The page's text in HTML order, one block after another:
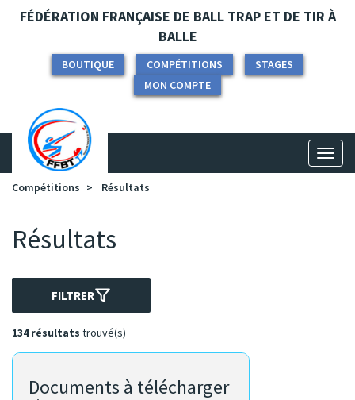
Panneau de gestion des cookies
FÉDÉRATION FRANÇAISE DE BALL TRAP ET DE TIR À
BALLE
BOUTIQUE COMPÉTITIONS
STAGES
MON COMPTE
Compétitions
Résultats
Résultats
FILTRER
134 résultats trouvé(s)
Documents à télécharger